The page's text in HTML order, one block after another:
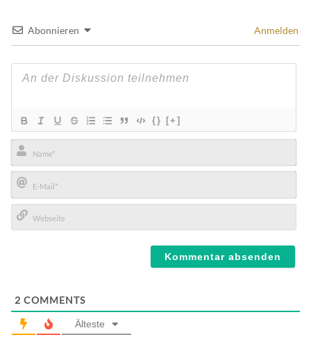
Abonnieren Anmelden
{} [+]
Name*
E-
Mail*
2 COMMENTS
Älteste